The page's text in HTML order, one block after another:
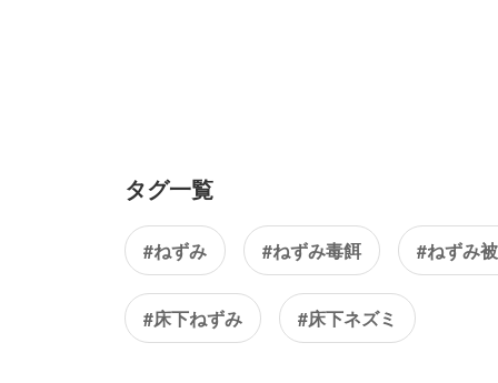
タグ一覧
#ねずみ #ねずみ毒餌 #ねずみ
#床下ねずみ #床下ネズミ